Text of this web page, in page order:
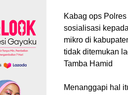
Kabag ops
sosialisasi
mikro di
tidak ditemukan
Tamba Hamid
Menanggapi hal